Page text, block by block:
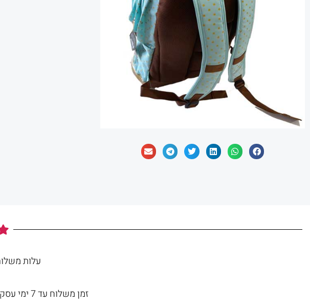
עלות משלוח 25
זמן משלוח עד 7 ימי עסקים לא כולל יום ההזמנה